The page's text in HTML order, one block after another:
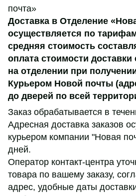
почта»
Доставка в Отделение
осуществляется по
средняя стоимость
оплата стоимости доставки
на отделении при
Курьером Новой почты
до дверей по всей
Заказ обрабатывается в
Адресная доставка заказов
курьером компании "Новая
дней.
Оператор контакт-центра
товара по вашему заказу,
адрес, удобные даты